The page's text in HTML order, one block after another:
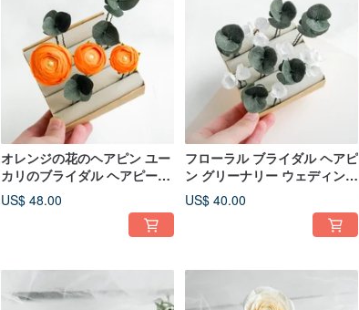
オレンジの花のヘアピン ユー
カリのブライダル ヘアピース
秋の結婚式のヘアクリップ
US$ 48.00
フローラル ブライダル ヘアピ
ン グリーナリー ウェディング
ヘアピース ユークスリプタス
フラワー クリップ
US$ 40.00